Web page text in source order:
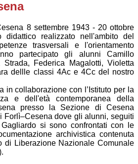
8 settembre 1943 - 20 ottobre
didattico realizzato nell'ambito del
trasversali e l'orientamento
partecipato gli alunni Camillo
Federica Magalotti, Violetta
dellle classi 4Ac e 4Cc del nostro
in collaborazione con l’Istituto per la
e dell'età contemporanea della
presso la Sezione di Cesena
Forlì–Cesena dove gli alunni, seguiti
si sono confrontati con le
archivistica contenuta
di Liberazione Nazionale Comunale